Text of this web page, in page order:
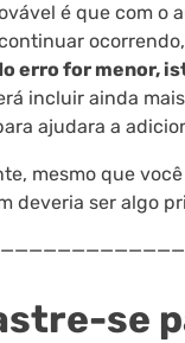
é que com o
erro for menor,
incluir ainda
ajudara a
mesmo que
deveria ser algo
se